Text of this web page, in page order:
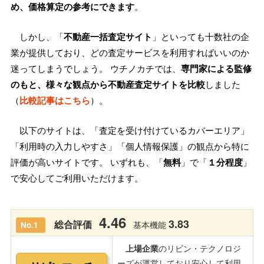
め、価格算定の参考にできます。
しかし、「不動産一括査定サイト 」といっても十数社の企
業が提供しており、どの査定サービスを利用すればいいのか
迷ってしまうでしょう。 ウチノカチでは、 専門家による監修
のもと、様々な観点から不動産査定サイトを比較しました
（比較記事はこちら）。
以下のサイトは、「査定を受け付けているカバーエリア」
「利用時の入力しやすさ」「個人情報保護」の観点から特に
評価が高いサイトです。 いずれも、「無料」で「 １分程度 」
で安心してご利用いただけます。